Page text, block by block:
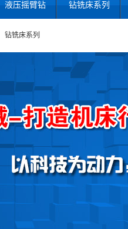
液压摇臂钻 钻铣床系列
钻铣床系列